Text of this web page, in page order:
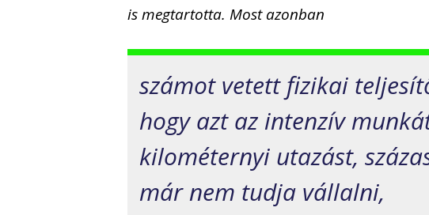
is megtartotta. Most azonban
számot vetett fizikai
hogy azt az intenzív
kilométernyi utazást,
már nem tudja vállalni,